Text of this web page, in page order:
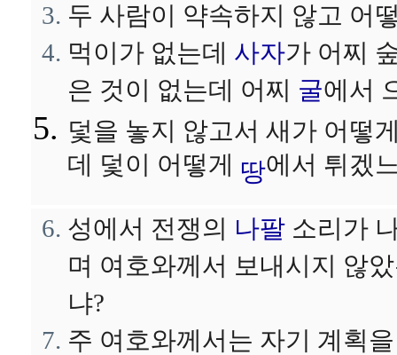
두 사람이 약속하지 않고 어
먹이가 없는데 사자가 어찌
은 것이 없는데 어찌 굴에서
덫을 놓지 않고서 새가 어떻
데 덫이 어떻게 땅에서 튀겠
성에서 전쟁의 나팔 소리가
며 여호와께서 보내시지 않
냐?
주 여호와께서는 자기 계획